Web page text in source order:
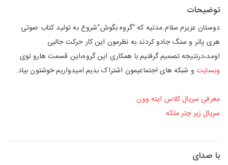
توضیحات
دوستان عزیزم سلام.مدتیه که “گروه بگوش“شروع به تولید کتاب صوتی
هری پاتر و سنگ جادو کردند.به نظرمون این کار حرکت جالبی
اومد،درنتیجه تصمیم گرفتیم با همکاری این گروه،این قسمت هارو توی
وبسایتو شبکه های اجتماعیمون اشتراک بدیم.امیدواریم خوشتون بیاد.
معرفی سریال کلاس ایته وون
سریال زیر چتر ملکه
با صدای